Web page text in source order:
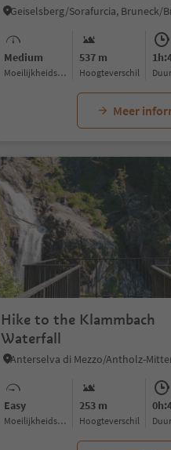
Medium
Moeilijkheidsgraad
537 m
Hoogteverschil Duur
Meer
Hike to the Klammbach
Waterfall
Easy
Moeilijkheidsgraad
253 m
Hoogteverschil Duur